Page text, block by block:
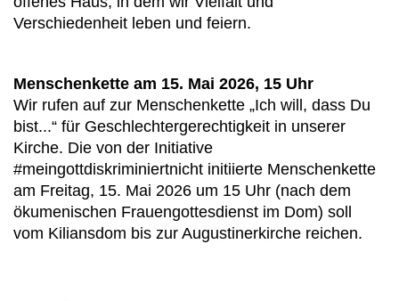
Verschiedenheit leben und feiern.
Menschenkette am 15. Mai 2026, 15 Uhr
Wir rufen auf zur Menschenkette „Ich will, dass Du
bist...“ für Geschlechtergerechtigkeit in unserer
Kirche. Die von der Initiative
#meingottdiskriminiertnicht initiierte Menschenkette
am Freitag, 15. Mai 2026 um 15 Uhr (nach dem
ökumenischen Frauengottesdienst im Dom) soll
vom Kiliansdom bis zur Augustinerkirche reichen.